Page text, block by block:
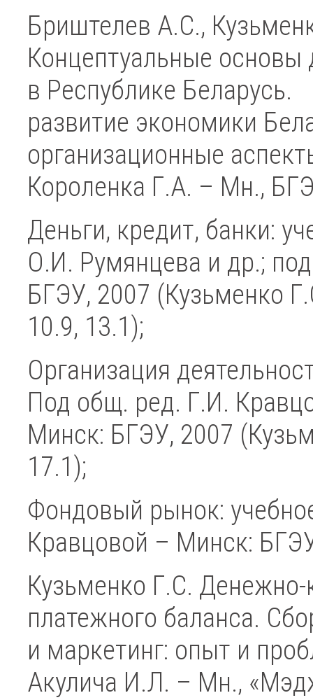
Бриштелев А.С.,
Концептуальные основы
в Республике
развитие экономики
организационные
Короленка Г.А. – Мн.,
Деньги, кредит, банки:
О.И. Румянцева и др.;
БГЭУ, 2007 (Кузьменко
10.9, 13.1);
Организация
Под общ. ред. Г.И.
Минск: БГЭУ, 2007
17.1);
Фондовый рынок:
Кравцовой – Минск:
Кузьменко Г.С.
платежного баланса.
и маркетинг: опыт и
Акулича И.Л. – Мн.,